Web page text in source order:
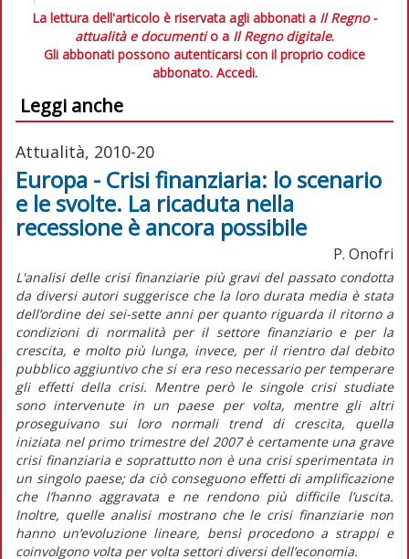
La lettura dell'articolo è riservata agli abbonati a Il Regno -
attualità e documentio a Il Regno digitale.
Gli abbonati possono autenticarsi con il proprio codice
abbonato. Accedi.
Leggi anche
Attualità, 2010-20
Europa - Crisi finanziaria: lo scenario
e le svolte. La ricaduta nella
recessione è ancora possibile
P. Onofri
L'analisi delle crisi finanziarie più gravi del passato condotta
da diversi autori suggerisce che la loro durata media è stata
dell’ordine dei sei-sette anni per quanto riguarda il ritorno a
condizioni di normalità per il settore finanziario e per la
crescita, e molto più lunga, invece, per il rientro dal debito
pubblico aggiuntivo che si era reso necessario per temperare
gli effetti della crisi. Mentre però le singole crisi studiate
sono intervenute in un paese per volta, mentre gli altri
proseguivano sui loro normali trend di crescita, quella
iniziata nel primo trimestre del 2007 è certamente una grave
crisi finanziaria e soprattutto non è una crisi sperimentata in
un singolo paese; da ciò conseguono effetti di amplificazione
che l’hanno aggravata e ne rendono più difficile l’uscita.
Inoltre, quelle analisi mostrano che le crisi finanziarie non
hanno un’evoluzione lineare, bensì procedono a strappi e
coinvolgono volta per volta settori diversi dell’economia.